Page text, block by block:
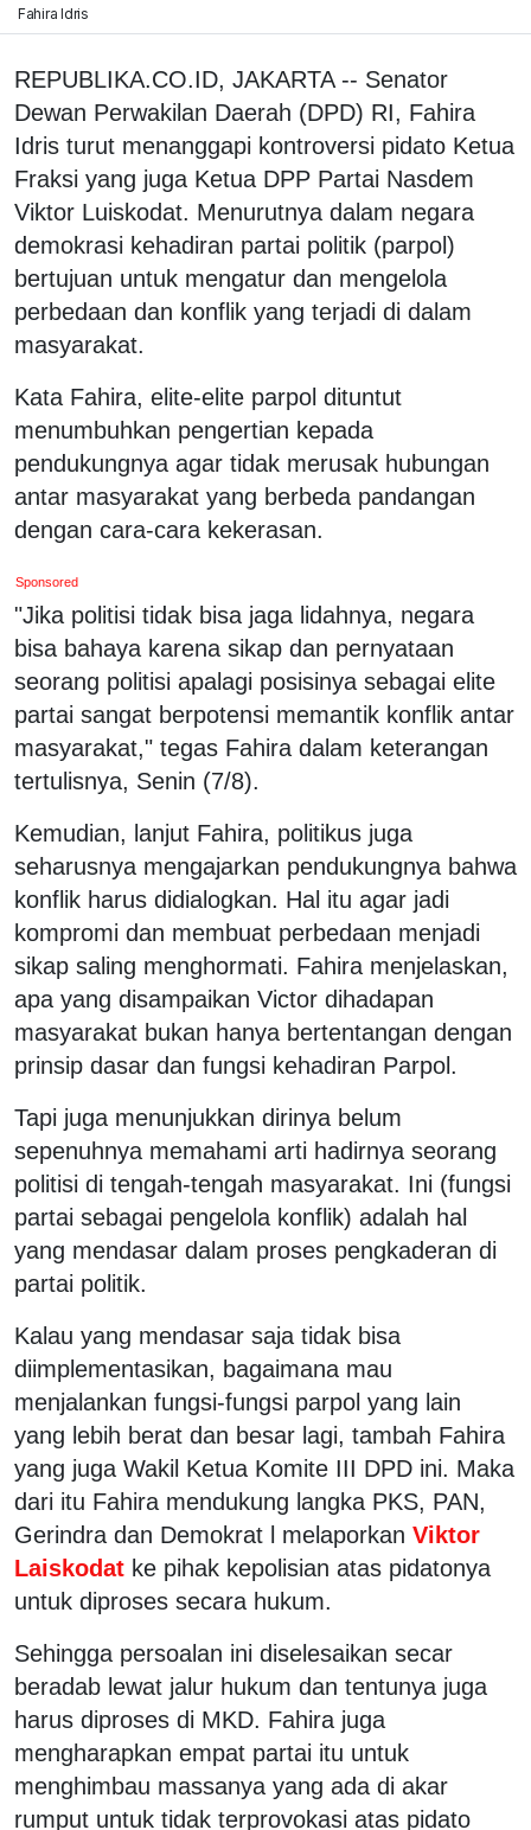
Fahira Idris
REPUBLIKA.CO.ID, JAKARTA -- Senator
Dewan Perwakilan Daerah (DPD) RI, Fahira
Idris turut menanggapi kontroversi pidato Ketua
Fraksi yang juga Ketua DPP Partai Nasdem
Viktor Luiskodat. Menurutnya dalam negara
demokrasi kehadiran partai politik (parpol)
bertujuan untuk mengatur dan mengelola
perbedaan dan konflik yang terjadi di dalam
masyarakat.
Kata Fahira, elite-elite parpol dituntut
menumbuhkan pengertian kepada
pendukungnya agar tidak merusak hubungan
antar masyarakat yang berbeda pandangan
dengan cara-cara kekerasan.
Sponsored
"Jika politisi tidak bisa jaga lidahnya, negara
bisa bahaya karena sikap dan pernyataan
seorang politisi apalagi posisinya sebagai elite
partai sangat berpotensi memantik konflik antar
masyarakat," tegas Fahira dalam keterangan
tertulisnya, Senin (7/8).
Kemudian, lanjut Fahira, politikus juga
seharusnya mengajarkan pendukungnya bahwa
konflik harus didialogkan. Hal itu agar jadi
kompromi dan membuat perbedaan menjadi
sikap saling menghormati. Fahira menjelaskan,
apa yang disampaikan Victor dihadapan
masyarakat bukan hanya bertentangan dengan
prinsip dasar dan fungsi kehadiran Parpol.
Tapi juga menunjukkan dirinya belum
sepenuhnya memahami arti hadirnya seorang
politisi di tengah-tengah masyarakat. Ini (fungsi
partai sebagai pengelola konflik) adalah hal
yang mendasar dalam proses pengkaderan di
partai politik.
Kalau yang mendasar saja tidak bisa
diimplementasikan, bagaimana mau
menjalankan fungsi-fungsi parpol yang lain
yang lebih berat dan besar lagi, tambah Fahira
yang juga Wakil Ketua Komite III DPD ini. Maka
dari itu Fahira mendukung langka PKS, PAN,
Gerindra dan Demokrat l melaporkan Viktor
Laiskodat ke pihak kepolisian atas pidatonya
untuk diproses secara hukum.
Sehingga persoalan ini diselesaikan secar
beradab lewat jalur hukum dan tentunya juga
harus diproses di MKD. Fahira juga
mengharapkan empat partai itu untuk
menghimbau massanya yang ada di akar
rumput untuk tidak terprovokasi atas pidato